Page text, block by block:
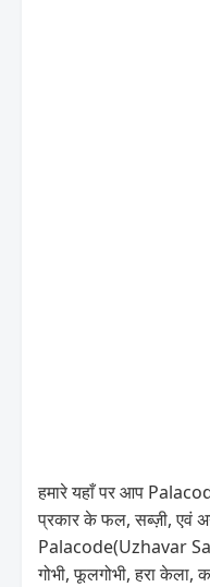
हमारे यहाँ पर आप
प्रकार के फल, सब्ज़ी, एवं
Palacode(Uzhavar
गोभी, फूलगोभी, हरा केला,